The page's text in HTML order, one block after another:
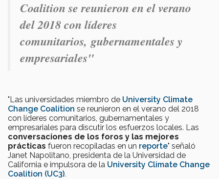
Coalition se reunieron en el verano
del 2018 con líderes
comunitarios, gubernamentales y
empresariales"
"Las universidades miembro de University Climate
Change Coalition se reunieron en el verano del 2018
con líderes comunitarios, gubernamentales y
empresariales para discutir los esfuerzos locales. Las
conversaciones de los foros y las mejores
prácticas fueron recopiladas en un reporte" señaló
Janet Napolitano, presidenta de la Universidad de
California e impulsora de la University Climate Change
Coalition (UC3).